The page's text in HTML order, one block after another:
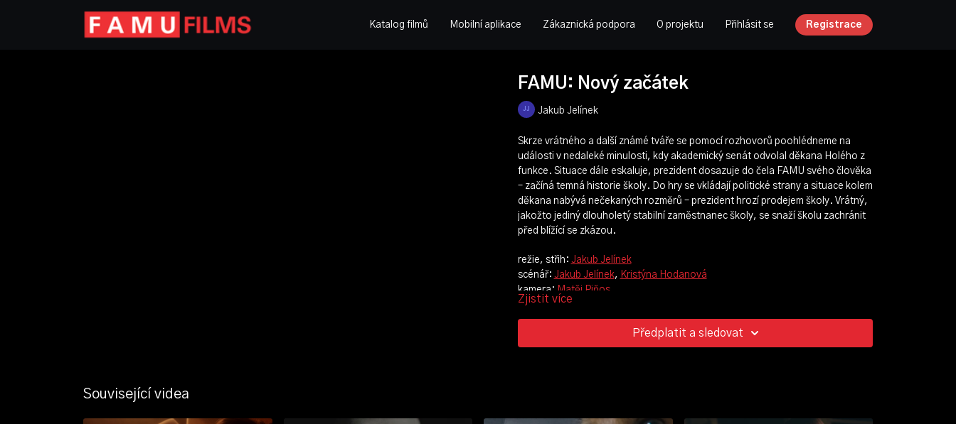
Katalog filmů Mobilní aplikace Zákaznická podpora O projektu Přihlásit se Registrace
FAMU: Nový začátek
Jakub Jelínek
Skrze vrátného a další známé tváře se pomocí rozhovorů poohlédneme na
události v nedaleké minulosti, kdy akademický senát odvolal děkana Holého z
funkce. Situace dále eskaluje, prezident dosazuje do čela FAMU svého člověka
– začíná temná historie školy. Do hry se vkládají politické strany a situace kolem
děkana nabývá nečekaných rozměrů – prezident hrozí prodejem školy. Vrátný,
jakožto jediný dlouholetý stabilní zaměstnanec školy, se snaží školu zachránit
před blížící se zkázou.
režie, střih: Jakub Jelínek
scénář: Jakub Jelínek, Kristýna Hodanová
kamera: Matěj Piňos
produkce:Tomáš Pertold
zvuk:Matěj Chrudina
hrají: Václav Rubeš, Jan Hřebejk, Vít Klusák, Jakub Podmanický, Kateř Tureček,
Filip Renč
Zjistit více
Předplatit a sledovat
Související videa